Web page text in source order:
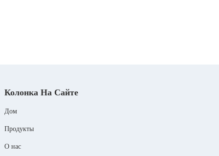
Колонка На Сайте
Дом
Продукты
О нас